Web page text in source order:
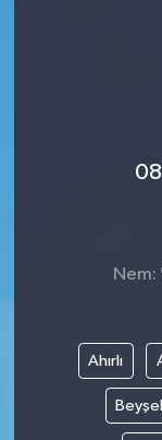
Nem:
Ahırlı